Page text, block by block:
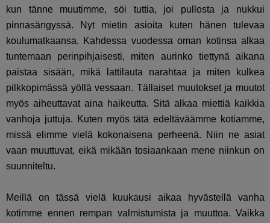
kun tänne muutimme, söi tuttia, joi pullosta ja nukkui
pinnasängyssä. Nyt mietin asioita kuten hänen tulevaa
koulumatkaansa. Kahdessa vuodessa oman kotinsa alkaa
tuntemaan perinpihjaisesti, miten aurinko tiettynä aikana
paistaa sisään, mikä lattilauta narahtaa ja miten kulkea
pilkkopimässä yöllä vessaan. Tällaiset muutokset ja muutot
myös aiheuttavat aina haikeutta. Sitä alkaa miettiä kaikkia
vanhoja juttuja. Kuten myös tätä edeltäväämme kotiamme,
missä elimme vielä kokonaisena perheenä. Niin ne asiat
vaan muuttuvat, eikä mikään tosiaankaan mene niinkun on
suunniteltu.
Meillä on tässä vielä kuukausi aikaa hyvästellä vanha
kotimme ennen rempan valmistumista ja muuttoa. Vaikka